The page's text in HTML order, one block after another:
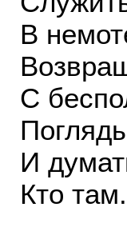
В
С
И
Кто там.